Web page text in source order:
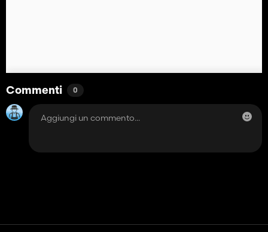
Commenti 0